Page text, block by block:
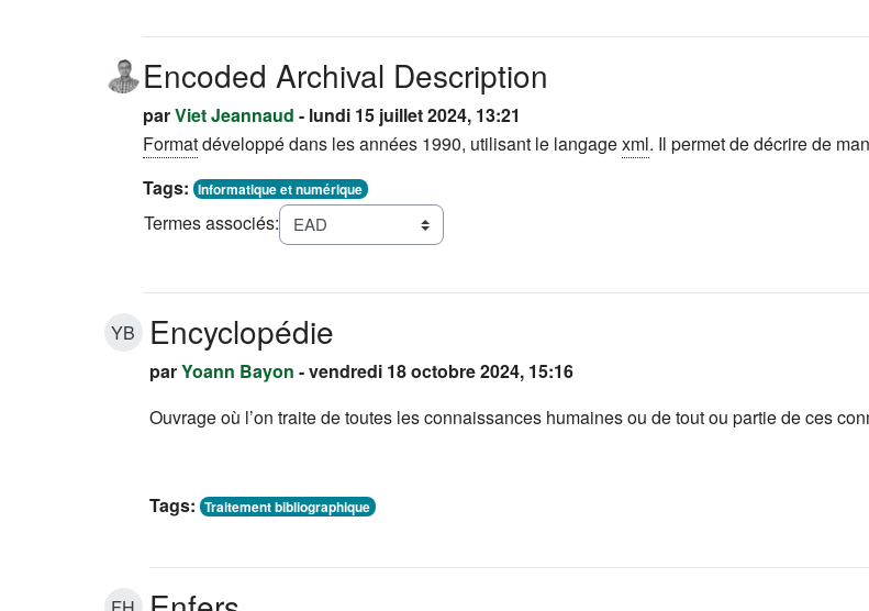
Encoded Archival Description
parViet Jeannaud - lundi 15 juillet 2024, 13:21
Formatdéveloppé dans les années 1990, utilisant le langagexml. Il permet de décrire de
Tags: Informatique et numérique
Termes associés:
YB Encyclopédie
parYoann Bayon - vendredi 18 octobre 2024, 15:16
Ouvrage où l’on traite de toutes les connaissances humaines ou de tout ou partie de ces
Tags: Traitement bibliographique